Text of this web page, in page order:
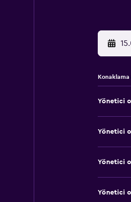
Konaklama
Yönetici
Yönetici
Yönetici
Yönetici